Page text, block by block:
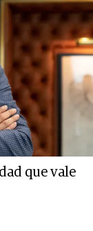
que vale